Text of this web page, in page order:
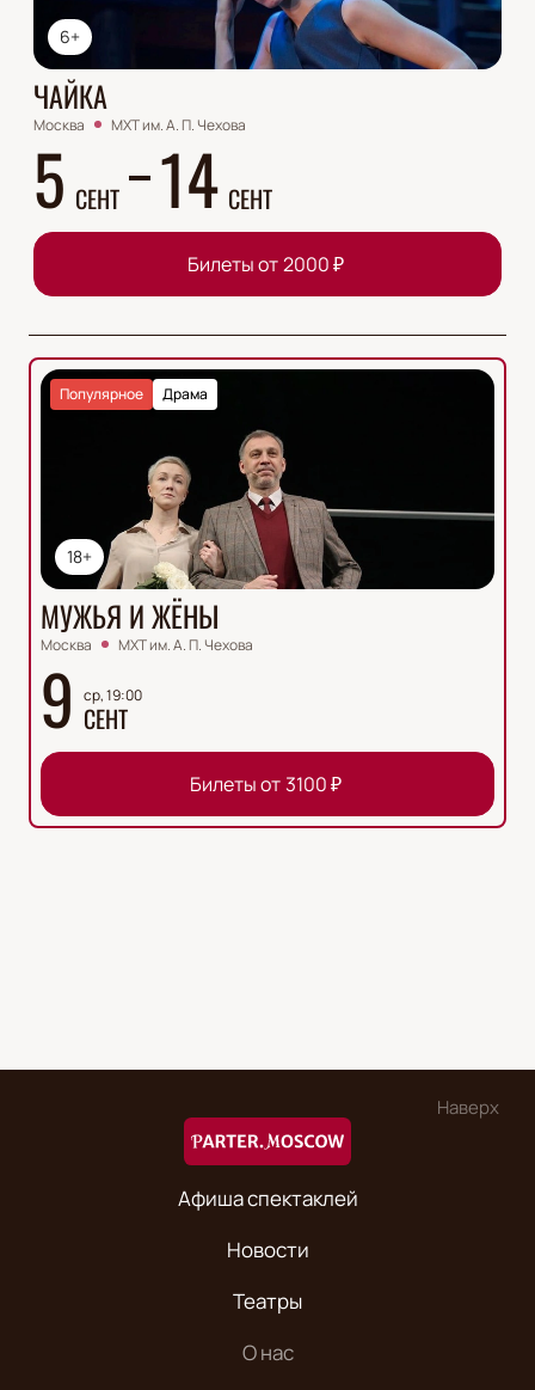
6+
ЧАЙКА
Москва МХТ им. А. П. Чехова
5 СЕНТ 14 СЕНТ
Билеты от 2000₽
18+
Драма
Популярное
МУЖЬЯ И ЖЁНЫ
Москва МХТ им. А. П. Чехова
9 ср, 19:00
СЕНТ
Билеты от 3100₽
Наверх
Афиша спектаклей
Новости
Театры
О нас